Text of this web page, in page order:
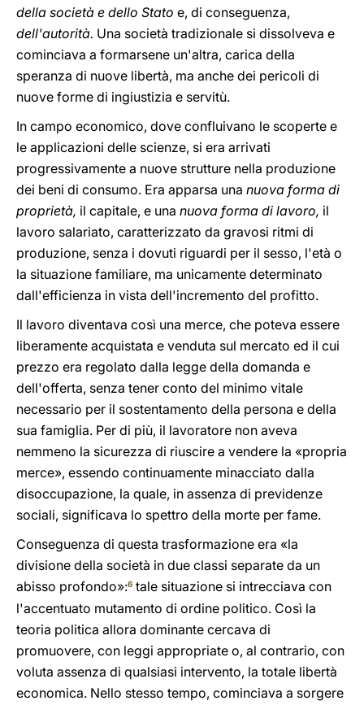
della società e dello Stato e, di conseguenza,
dell'autorità. Una società tradizionale si dissolveva e
cominciava a formarsene un'altra, carica della
speranza di nuove libertà, ma anche dei pericoli di
nuove forme di ingiustizia e servitù.
In campo economico, dove confluivano le scoperte e
le applicazioni delle scienze, si era arrivati
progressivamente a nuove strutture nella produzione
dei beni di consumo. Era apparsa una nuova forma di
proprietà, il capitale, e una nuova forma di lavoro, il
lavoro salariato, caratterizzato da gravosi ritmi di
produzione, senza i dovuti riguardi per il sesso, l'età o
la situazione familiare, ma unicamente determinato
dall'efficienza in vista dell'incremento del profitto.
Il lavoro diventava così una merce, che poteva essere
liberamente acquistata e venduta sul mercato ed il cui
prezzo era regolato dalla legge della domanda e
dell'offerta, senza tener conto del minimo vitale
necessario per il sostentamento della persona e della
sua famiglia. Per di più, il lavoratore non aveva
nemmeno la sicurezza di riuscire a vendere la «propria
merce», essendo continuamente minacciato dalla
disoccupazione, la quale, in assenza di previdenze
sociali, significava lo spettro della morte per fame.
Conseguenza di questa trasformazione era «la
divisione della società in due classi separate da un
abisso profondo»:6 tale situazione si intrecciava con
l'accentuato mutamento di ordine politico. Così la
teoria politica allora dominante cercava di
promuovere, con leggi appropriate o, al contrario, con
voluta assenza di qualsiasi intervento, la totale libertà
economica. Nello stesso tempo, cominciava a sorgere